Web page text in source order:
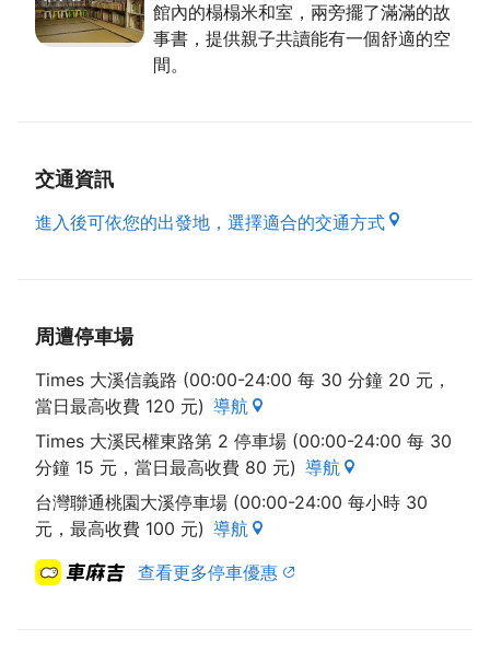
館內的榻榻米和室，兩旁擺了滿滿的故
事書，提供親子共讀能有一個舒適的空
間。
交通資訊
進入後可依您的出發地，選擇適合的交通方式
周遭停車場
Times 大溪信義路 (00:00-24:00 每 30 分鐘 20 元，
當日最高收費 120 元) 導航
Times 大溪民權東路第 2 停車場 (00:00-24:00 每 30
分鐘 15 元，當日最高收費 80 元) 導航
台灣聯通桃園大溪停車場 (00:00-24:00 每小時 30
元，最高收費 100 元) 導航
查看更多停車優惠